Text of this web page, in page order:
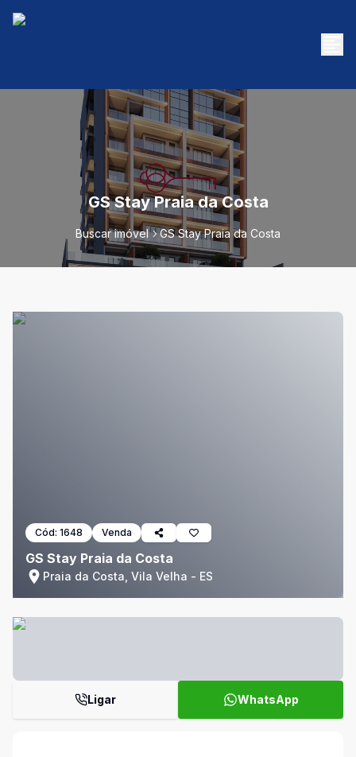
GS Stay Praia da Costa
Buscar imóvel GS Stay Praia da Costa
Cód: 1648 Venda
GS Stay Praia da Costa
Praia da Costa, Vila Velha - ES
Ligar WhatsApp